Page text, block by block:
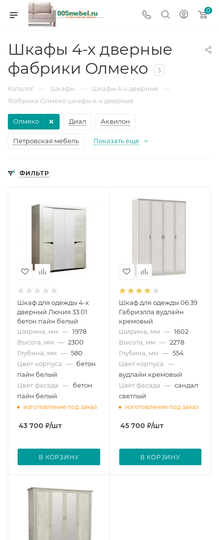
0
Шкафы 4-х дверные
фабрики Олмеко
3
Каталог — Шкафы — Шкафы 4-х дверные —
Фабрика Олмеко шкафы 4-х дверные
Диал Аквилон
Петровская мебель
Олмеко
Показать еще
ФИЛЬТР
Шкаф для одежды 4-х
дверный Лючия 33.01
бетон пайн белый
Ширина, мм — 1978
Высота, мм — 2300
Глубина, мм — 580
Цвет корпуса — бетон
пайн белый
Цвет фасада — бетон
пайн белый
изготовление под заказ
43 700 ₽/шт
В КОРЗИНУ
Шкаф для одежды 06.39
Габриэлла вудлайн
кремовый
Ширина, мм — 1602
Высота, мм — 2278
Глубина, мм — 554
Цвет корпуса —
вудлайн кремовый
Цвет фасада — сандал
светлый
изготовление под заказ
45 700 ₽/шт
В КОРЗИНУ